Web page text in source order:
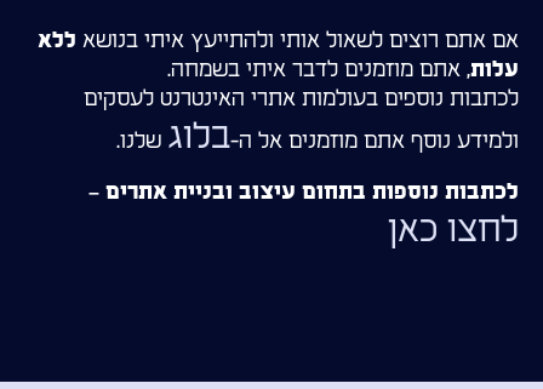
אם אתם רוצים לשאול אותי ולהתייעץ איתי בנושא ללא
עלות, אתם מוזמנים לדבר איתי בשמחה.
לכתבות נוספים בעולמות אתרי האינטרנט לעסקים
ולמידע נוסף אתם מוזמנים אל ה-בלוג שלנו.
לכתבות נוספות בתחום עיצוב ובניית אתרים –
לחצו כאן